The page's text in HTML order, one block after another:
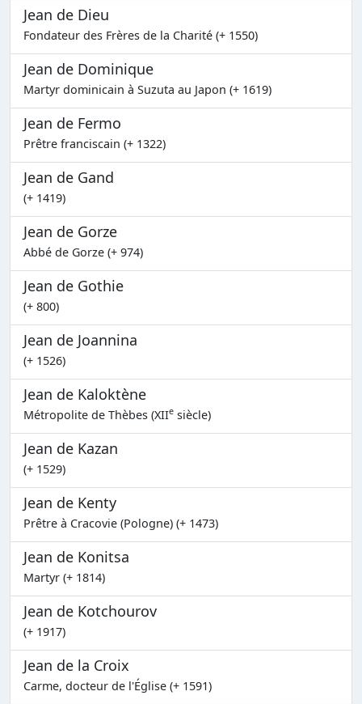
Jean de Dieu
Fondateur des Frères de la Charité (+ 1550)
Jean de Dominique
Martyr dominicain à Suzuta au Japon (+ 1619)
Jean de Fermo
Prêtre franciscain (+ 1322)
Jean de Gand
(+ 1419)
Jean de Gorze
Abbé de Gorze (+ 974)
Jean de Gothie
(+ 800)
Jean de Joannina
(+ 1526)
Jean de Kaloktène
Métropolite de Thèbes (XIIe siècle)
Jean de Kazan
(+ 1529)
Jean de Kenty
Prêtre à Cracovie (Pologne) (+ 1473)
Jean de Konitsa
Martyr (+ 1814)
Jean de Kotchourov
(+ 1917)
Jean de la Croix
Carme, docteur de l'Église (+ 1591)